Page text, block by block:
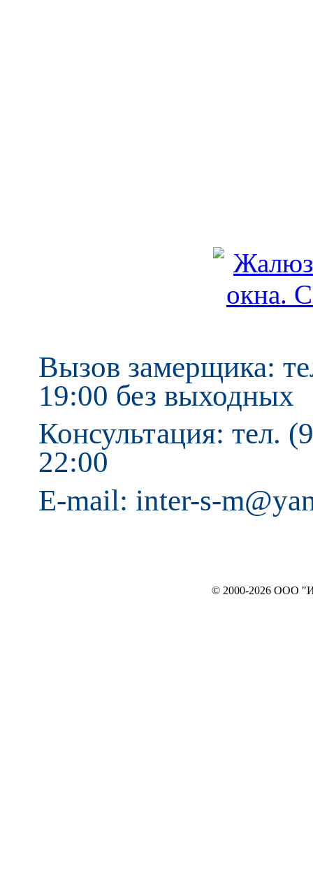
Вызов замерщика:
19:00 без выходных
Консультация: тел.
22:00
E-mail: inter-s-
© 2000-2026 ООО "ИНТЕРЬЕР`c"